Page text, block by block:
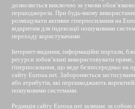
дозволяється виключно за умови
першоджерела. При будь-якому
розміщувати активне гіперпосилання на
відкритим для індексації пошуковими
переходу користувачами.
Інтернет-видання, інформаційні портали,
ресурси зобов’язані використовувати пряме,
гіперпосилання, що веде безпосередньо на
сайту Euroua.net. Забороняється
або атрибутів, які перешкоджають коректній
пошуковими системами.
Редакція сайту Euroua.net залишає за собою